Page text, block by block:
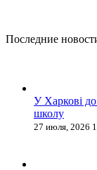
Последние
У Харкові
школу
27 июля, 2026